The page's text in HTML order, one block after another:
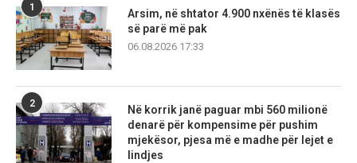
1
Arsim, në shtator 4.900 nxënës të klasës
së parë më pak
06.08.2026 17:33
2
Në korrik janë paguar mbi 560 milionë
denarë për kompensime për pushim
mjekësor, pjesa më e madhe për lejet e
lindjes